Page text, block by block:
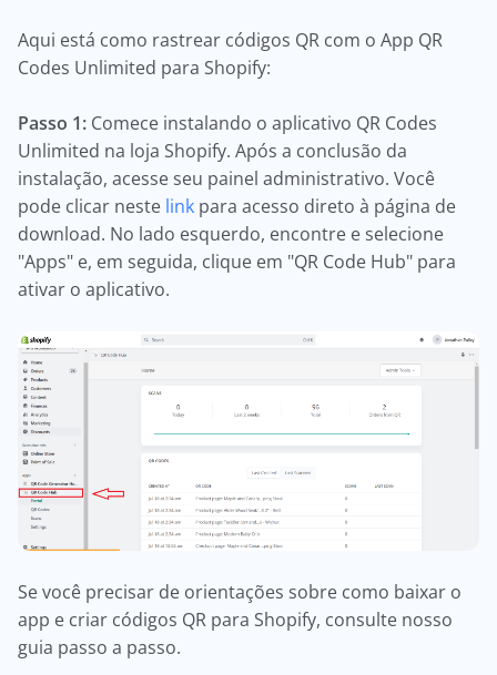
Aqui está como rastrear códigos QR com o App QR
Codes Unlimited para Shopify:
Passo 1: Comece instalando o aplicativo QR Codes
Unlimited na loja Shopify. Após a conclusão da
instalação, acesse seu painel administrativo. Você
pode clicar neste link para acesso direto à página de
download. No lado esquerdo, encontre e selecione
"Apps" e, em seguida, clique em "QR Code Hub" para
ativar o aplicativo.
Se você precisar de orientações sobre como baixar o
app e criar códigos QR para Shopify, consulte nosso
guia passo a passo.